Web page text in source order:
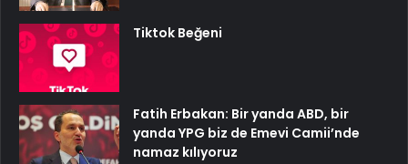
Tiktok Beğeni
Fatih Erbakan: Bir yanda ABD, bir
yanda YPG biz de Emevi Camii’nde
namaz kılıyoruz